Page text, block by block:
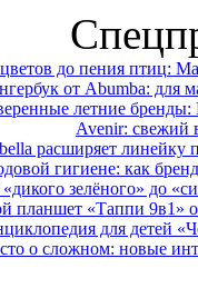
до пения птиц:
от Abumba: для
летние
Avenir: свежий
расширяет линейку
гигиене: как
зелёного» до
планшет «Таппи 9в1»
для детей
о сложном: новые